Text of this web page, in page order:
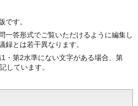
です。
一答形式でご覧いただけるように編集し
録とは若干異なります。
・第2水準にない文字がある場合、第
しています。